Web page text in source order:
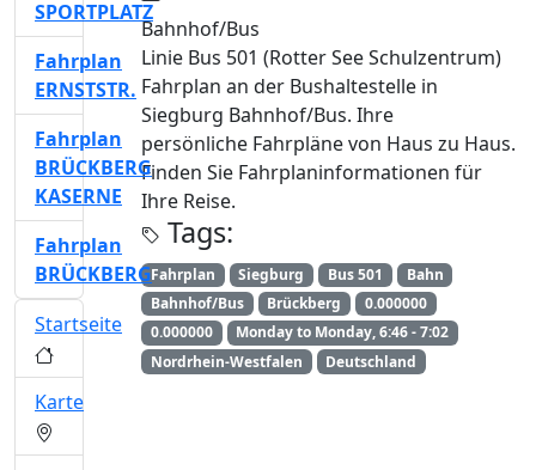
Bahnhof/Bus
Linie Bus 501 (Rotter See Schulzentrum)
Fahrplan an der Bushaltestelle in
Siegburg Bahnhof/Bus. Ihre
persönliche Fahrpläne von Haus zu Haus.
Finden Sie Fahrplaninformationen für
Ihre Reise.
Tags:
Fahrplan Siegburg Bus 501
Bahn
Bahnhof/Bus
Brückberg
0.000000
0.000000
Monday to Monday, 6:46 - 7:02
Nordrhein-Westfalen
Deutschland
SPORTPLATZ
Fahrplan
ERNSTSTR.
Fahrplan
BRÜCKBERG
KASERNE
Fahrplan
BRÜCKBERG
Startseite
Karte